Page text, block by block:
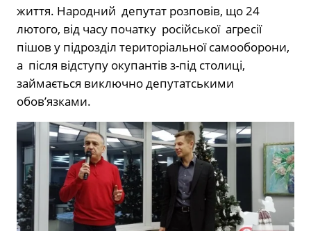
життя. Народний депутат розповів, що 24
лютого, від часу початку російської агресії
пішов у підрозділ територіальної самооборони,
а після відступу окупантів з-під столиці,
займається виключно депутатськими
обовʼязками.